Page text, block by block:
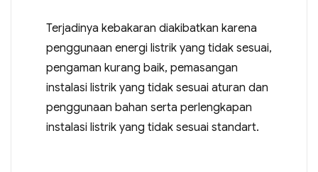
Terjadinya kebakaran diakibatkan karena
penggunaan energi listrik yang tidak sesuai,
pengaman kurang baik, pemasangan
instalasi listrik yang tidak sesuai aturan dan
penggunaan bahan serta perlengkapan
instalasi listrik yang tidak sesuai standart.